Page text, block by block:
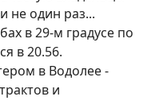
не один раз...
в 29-м градусе по
в 20.56.
в Водолее -
и